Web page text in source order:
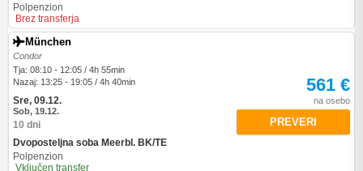
Polpenzion
Brez transferja
München
Condor
Tja: 08:10 - 12:05 / 4h 55min
Nazaj: 13:25 - 19:05 / 4h 40min
Sre, 09.12.
Sob, 19.12.
10 dni
Dvoposteljna soba Meerbl. BK/TE
Polpenzion
Vključen transfer
561 €
na osebo
PREVERI